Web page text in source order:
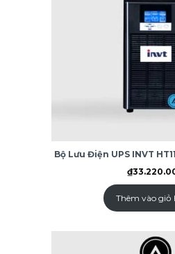
Bộ Lưu Điện UPS INVT
₫
Thêm vào giỏ